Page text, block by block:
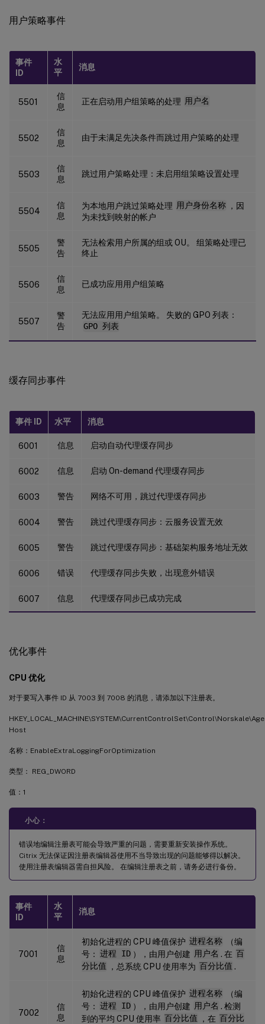
用户策略事件
事件
ID
水
平
消息
5501
信
息
正在启动用户组策略的处理 用户名
5502
信
息
由于未满足先决条件而跳过用户策略的处理
5503
信
息
跳过用户策略处理：未启用组策略设置处理
5504
信
息
为本地用户跳过策略处理 用户身份名称 ，因
为未找到映射的帐户
5505
警
告
无法检索用户所属的组或 OU。 组策略处理已
终止
5506
信
息
已成功应用用户组策略
5507
警
告
无法应用用户组策略。 失败的 GPO 列表：
GPO 列表
缓存同步事件
事件 ID 水平 消息
6001 信息 启动自动代理缓存同步
6002 信息 启动 On-demand 代理缓存同步
6003 警告 网络不可用，跳过代理缓存同步
6004 警告 跳过代理缓存同步：云服务设置无效
6005 警告 跳过代理缓存同步：基础架构服务地址无效
6006 错误 代理缓存同步失败，出现意外错误
6007 信息 代理缓存同步已成功完成
优化事件
CPU 优化
对于要写入事件 ID 从 7003 到 7008 的消息，请添加以下注册表。
Host
名称：EnableExtraLoggingForOptimization
类型： REG_DWORD
值：1
小心：
错误地编辑注册表可能会导致严重的问题，需要重新安装操作系统。
Citrix 无法保证因注册表编辑器使用不当导致出现的问题能够得以解决。
使用注册表编辑器需自担风险。 在编辑注册表之前，请务必进行备份。
事件
ID
水
平
消息
7001
信
息
初始化进程的 CPU 峰值保护 进程名称
（编
号： 进程 ID ），由用户创建 用户名 . 在 百
分比值
，总系统 CPU 使用率为 百分比值 .
7002
信
息
初始化进程的 CPU 峰值保护 进程名称
（编
号： 进程 ID ），由用户创建 用户名 . 检测
到的平均 CPU 使用率 百分比值 ，在 百分比